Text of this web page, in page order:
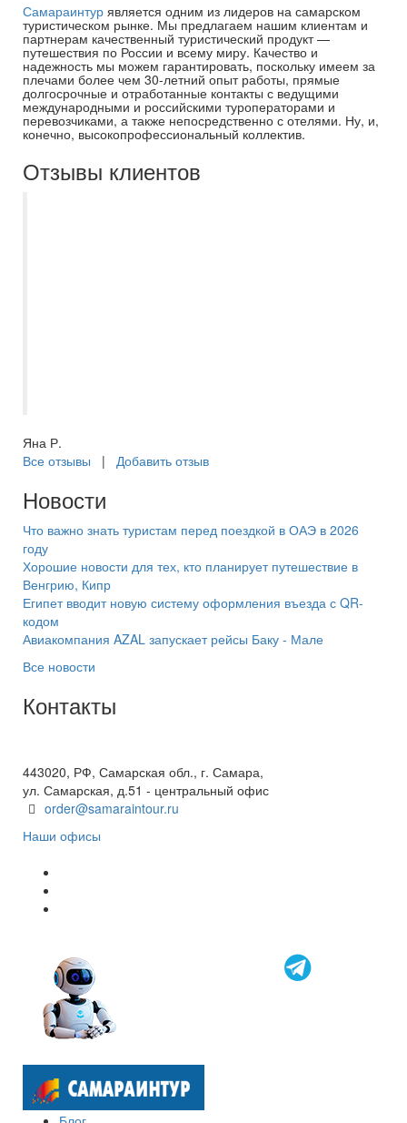
Самараинтур является одним из лидеров на самарском
туристическом рынке. Мы предлагаем нашим клиентам и
партнерам качественный туристический продукт —
путешествия по России и всему миру. Качество и
надежность мы можем гарантировать, поскольку имеем за
плечами более чем 30-летний опыт работы, прямые
долгосрочные и отработанные контакты с ведущими
международными и российскими туроператорами и
перевозчиками, а также непосредственно с отелями. Ну, и,
конечно, высокопрофессиональный коллектив.
Отзывы клиентов
Яна Р.
Все отзывы | Добавить отзыв
Новости
Что важно знать туристам перед поездкой в ОАЭ в 2026
году
Хорошие новости для тех, кто планирует путешествие в
Венгрию, Кипр
Египет вводит новую систему оформления въезда с QR-
кодом
Авиакомпания AZAL запускает рейсы Баку - Мале
Все новости
Контакты
443020, РФ, Самарская обл., г. Самара,
ул. Самарская, д.51 - центральный офис
order@samaraintour.ru
Наши офисы